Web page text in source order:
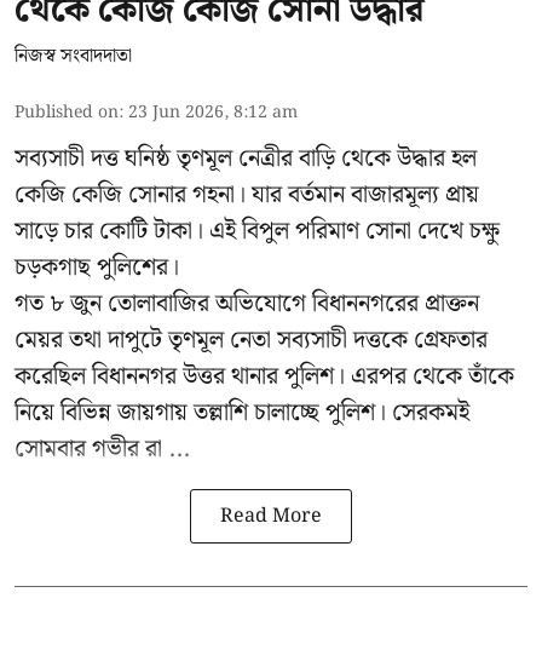
নিজস্ব সংবাদদাতা
Published on: 23 Jun 2026, 8:12 am
সব্যসাচী দত্ত ঘনিষ্ঠ তৃণমূল নেত্রীর বাড়ি থেকে উদ্ধার হল
কেজি কেজি সোনার গহনা। যার বর্তমান বাজারমূল্য প্রায়
সাড়ে চার কোটি টাকা। এই বিপুল পরিমাণ সোনা দেখে চক্ষু
চড়কগাছ পুলিশের।
গত ৮ জুন তোলাবাজির অভিযোগে বিধাননগরের প্রাক্তন
মেয়র তথা দাপুটে তৃণমূল নেতা সব্যসাচী দত্তকে গ্রেফতার
করেছিল বিধাননগর উত্তর থানার পুলিশ। এরপর থেকে তাঁকে
নিয়ে বিভিন্ন জায়গায় তল্লাশি চালাচ্ছে পুলিশ। সেরকমই
সোমবার গভীর রা ...
Read More